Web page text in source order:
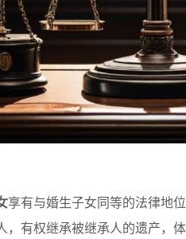
享有与婚生子女同等的法律地
，有权继承被继承人的遗产，